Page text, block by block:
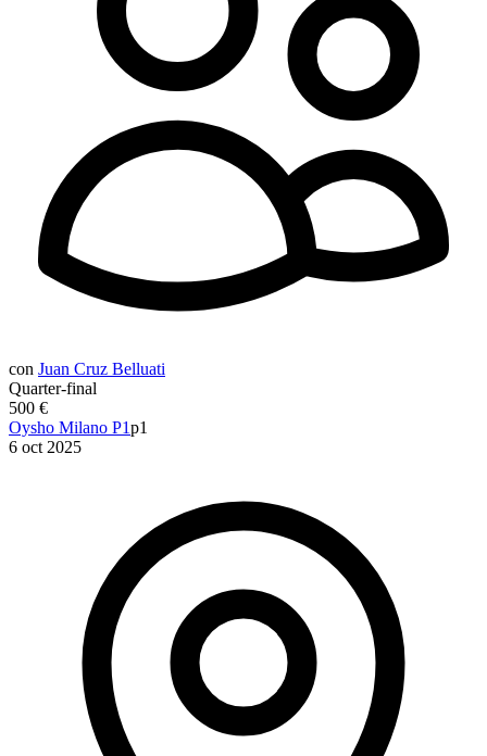
con Juan Cruz Belluati
Quarter-final
500 €
Oysho Milano P1p1
6 oct 2025